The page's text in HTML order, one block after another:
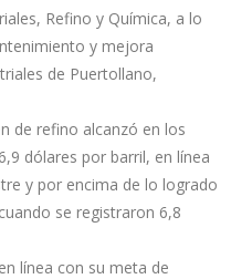
Refino y Química, a lo
y mejora
de Puertollano,
de refino alcanzó en los
dólares por barril, en línea
y por encima de lo logrado
se registraron 6,8
línea con su meta de